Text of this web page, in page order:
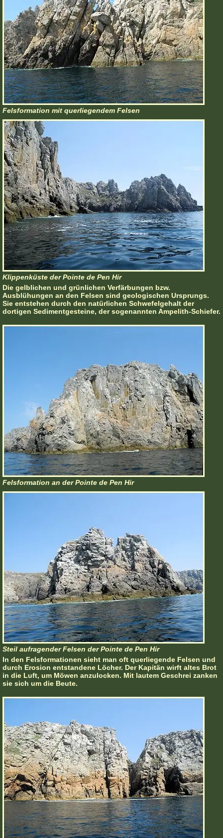
Felsformation mit querliegendem Felsen
Klippenküste der Pointe de Pen Hir
Die gelblichen und grünlichen Verfärbungen bzw.
Ausblühungen an den Felsen sind geologischen Ursprungs.
Sie entstehen durch den natürlichen Schwefelgehalt der
dortigen Sedimentgesteine, der sogenannten Ampelith-Schiefer.
Felsformation an der Pointe de Pen Hir
Steil aufragender Felsen der Pointe de Pen Hir
In den Felsformationen sieht man oft querliegende Felsen und
durch Erosion entstandene Löcher. Der Kapitän wirft altes Brot
in die Luft, um Möwen anzulocken. Mit lautem Geschrei zanken
sie sich um die Beute.